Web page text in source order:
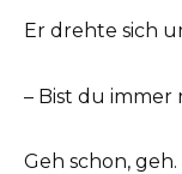
Er drehte sich
– Bist du immer
Geh schon, geh.